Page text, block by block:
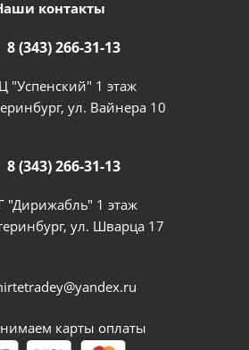
контакты
8 (343) 266-31-13
"Успенский" 1 этаж
ул. Вайнера 10
8 (343) 266-31-13
"Дирижабль" 1 этаж
ул. Шварца 17
карты оплаты